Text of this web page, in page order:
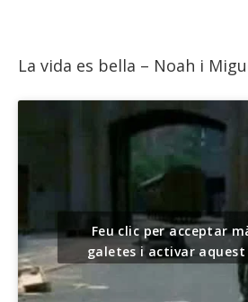
La vida es bella – Noah i
Feu clic per acceptar
galetes i activar